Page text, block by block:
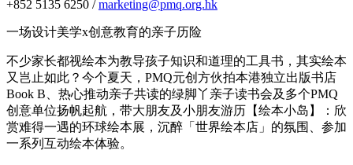
+852 5135 6250 /marketing@pmq.org.hk
一场设计美学x创意教育的亲子历险
不少家长都视绘本为教导孩子知识和道理的工具书，其实绘本
又岂止如此？今个夏天，PMQ元创方伙拍本港独立出版书店
Book B、热心推动亲子共读的绿脚丫亲子读书会及多个PMQ
创意单位扬帆起航，带大朋友及小朋友游历【绘本小岛】：欣
赏难得一遇的环球绘本展，沉醉「世界绘本店」的氛围、参加
一系列互动绘本体验。